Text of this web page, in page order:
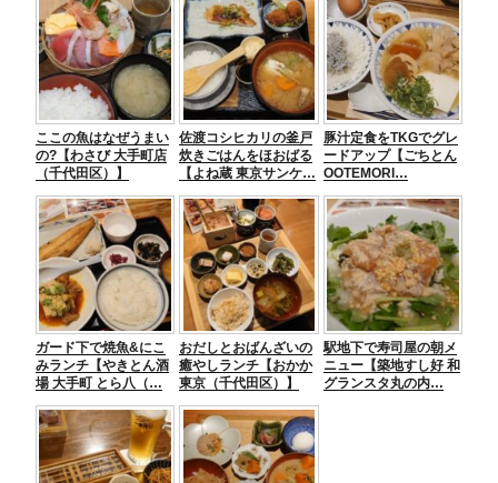
e
b
o
o
k
er n
a
e
n
g
er
ここの魚はなぜうまい
の?【わさび 大手町店
（千代田区）】
佐渡コシヒカリの釜戸
炊きごはんをほおばる
【よね蔵 東京サンケ…
豚汁定食をTKGでグレ
ードアップ【ごちとん
OOTEMORI…
ガード下で焼魚&にこ
みランチ【やきとん酒
場 大手町 とら八（…
おだしとおばんざいの
癒やしランチ【おかか
東京（千代田区）】
駅地下で寿司屋の朝メ
ニュー【築地すし好 和
グランスタ丸の内…